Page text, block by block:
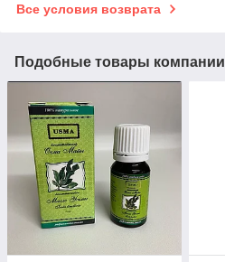
Все условия возврата
Подобные товары компании